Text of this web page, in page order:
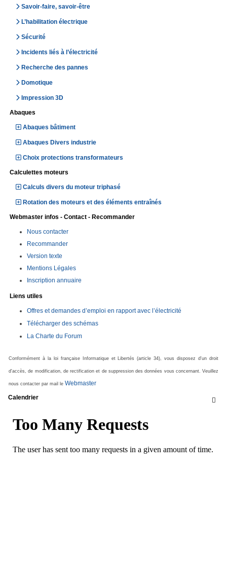
Savoir-faire, savoir-être
L’habilitation électrique
Sécurité
Incidents liés à l’électricité
Recherche des pannes
Domotique
Impression 3D
Abaques
Abaques bâtiment
Abaques Divers industrie
Choix protections transformateurs
Calculettes moteurs
Calculs divers du moteur triphasé
Rotation des moteurs et des éléments entraînés
Webmaster infos - Contact - Recommander
Nous contacter
Recommander
Version texte
Mentions Légales
Inscription annuaire
Liens utiles
Offres et demandes d’emploi en rapport avec l’électricité
Télécharger des schémas
La Charte du Forum
Conformément à la loi française Informatique et Libertés (article 34), vous disposez d'un droit
d'accès, de modification, de rectification et de suppression des données vous concernant. Veuillez
nous contacter par mail le Webmaster

Calendrier